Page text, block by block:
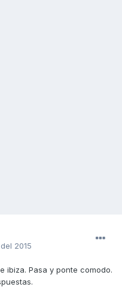
2015
ibiza. Pasa y ponte comodo.